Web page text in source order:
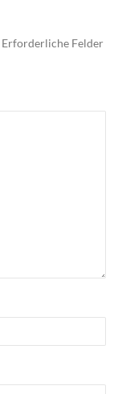
Erforderliche Felder